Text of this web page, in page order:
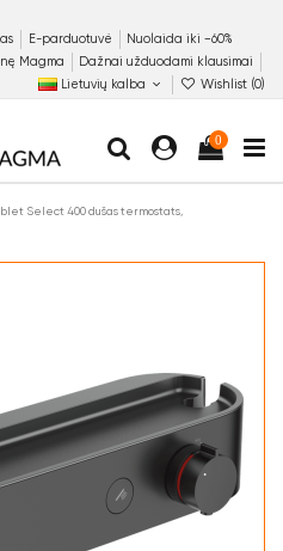
E-parduotuvė
Nuolaida iki −60%
Magma
Dažnai užduodami klausimai
Lietuvių kalba
Wishlist (0)
0
Select 400 dušas termostats,